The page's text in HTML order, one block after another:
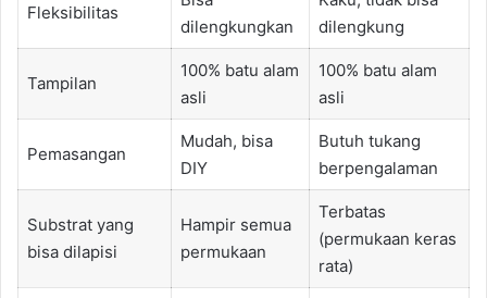
Fleksibilitas
dilengkungkan
dilengkung
Tampilan
100% batu alam
asli
100% batu alam
asli
Pemasangan
Mudah, bisa
DIY
Butuh tukang
berpengalaman
Substrat yang
bisa dilapisi
Hampir semua
permukaan
Terbatas
(permukaan keras
rata)